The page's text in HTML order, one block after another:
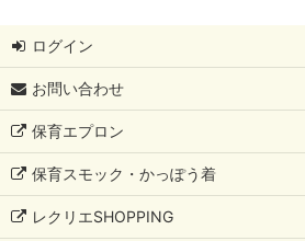
ログイン
お問い合わせ
保育エプロン
保育スモック・かっぽう着
レクリエSHOPPING